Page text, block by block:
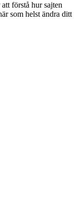
förstå hur sajten
som helst ändra ditt